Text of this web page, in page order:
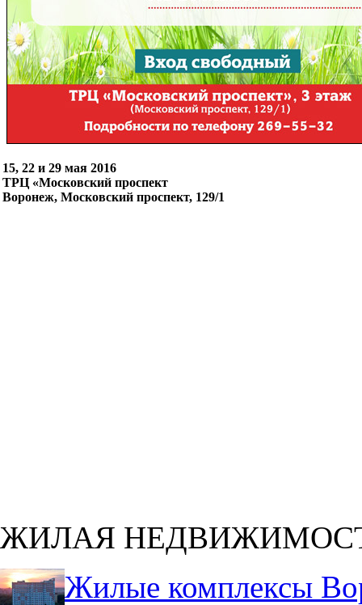
15, 22 и 29 мая 2016
ТРЦ «Московский проспект
Воронеж, Московский проспект, 129/1
ЖИЛАЯ
Жилые комплексы